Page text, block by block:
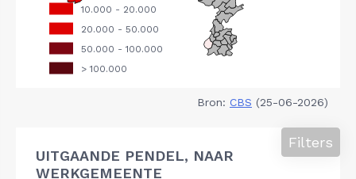
Bron: CBS (25-06-2026)
UITGAANDE PENDEL, NAAR
WERKGEMEENTE
Filters